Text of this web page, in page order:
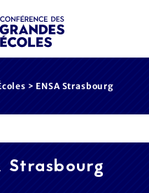
> ENSA Strasbourg
Strasbourg